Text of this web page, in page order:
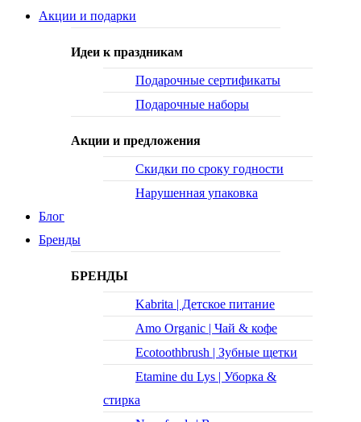
Акции и подарки
Идеи к праздникам
Подарочные сертификаты
Подарочные наборы
Акции и предложения
Скидки по сроку годности
Нарушенная упаковка
Блог
Бренды
БРЕНДЫ
Kabrita | Детское питание
Amo Organic | Чай & кофе
Ecotoothbrush | Зубные щетки
Etamine du Lys | Уборка &
стирка